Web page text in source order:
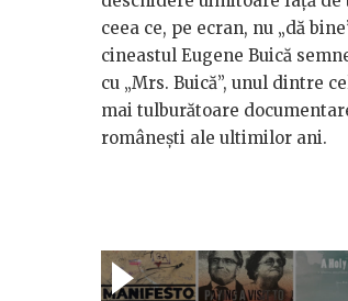
ceea ce, pe ecran, nu „dă
cineastul Eugene Buică
cu „Mrs. Buică”, unul dintre
mai tulburătoare
românești ale ultimilor ani.